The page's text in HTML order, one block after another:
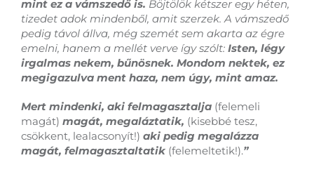
mint ez a vámszedő is. Böjtölök kétszer egy héten,
tizedet adok mindenből, amit szerzek. A vámszedő
pedig távol állva, még szemét sem akarta az égre
emelni, hanem a mellét verve így szólt: Isten, légy
irgalmas nekem, bűnösnek. Mondom nektek, ez
megigazulva ment haza, nem úgy, mint amaz.
Mert mindenki, aki felmagasztalja (felemeli
magát) magát, megaláztatik, (kisebbé tesz,
csökkent, lealacsonyít!) aki pedig megalázza
magát, felmagasztaltatik (felemeltetik!).”